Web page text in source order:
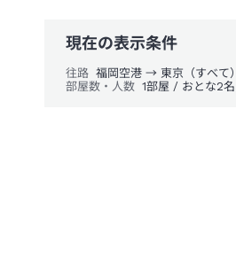
現在の表示条件
往路 福岡空港 → 東京（すべて）
部屋数・人数